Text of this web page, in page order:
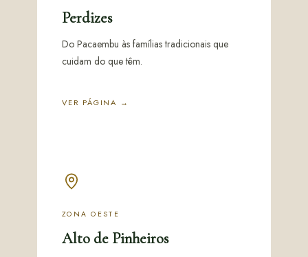
Perdizes
Do Pacaembu às famílias tradicionais que
cuidam do que têm.
VER PÁGINA →
ZONA OESTE
Alto de Pinheiros